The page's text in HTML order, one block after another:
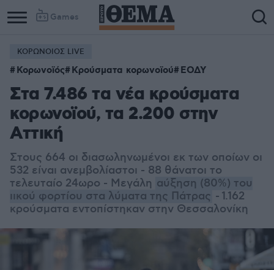
Games
ΚΟΡΩΝΟΙΟΣ LIVE
Κορωνοϊός Κρούσματα κορωνοϊού ΕΟΔΥ
Στα 7.486 τα νέα κρούσματα
κορωνοϊού, τα 2.200 στην
Αττική
Στους 664 οι διασωληνωμένοι εκ των οποίων οι
532 είναι ανεμβολίαστοι - 88 θάνατοι το
τελευταίο 24ωρο - Μεγάλη αύξηση (80%) του
ιικού φορτίου στα λύματα της Πάτρας - 1.162
κρούσματα εντοπίστηκαν στην Θεσσαλονίκη